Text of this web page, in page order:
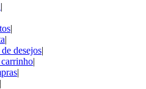
|
|
|
desejos|
|
|
|